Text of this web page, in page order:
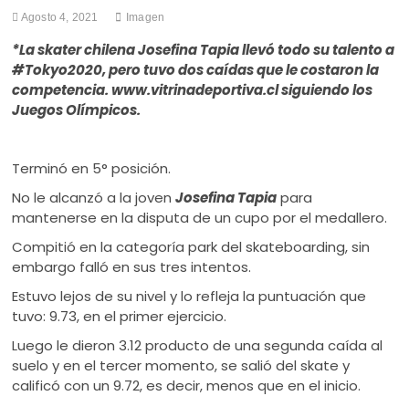
n
ú
Agosto 4, 2021 Imagen
*La skater chilena Josefina Tapia llevó todo su talento a
#Tokyo2020, pero tuvo dos caídas que le costaron la
competencia. www.vitrinadeportiva.cl siguiendo los
Juegos Olímpicos.
Terminó en 5° posición.
No le alcanzó a la jovenJosefina Tapiapara
mantenerse en la disputa de un cupo por el medallero.
Compitió en la categoría park del skateboarding, sin
embargo falló en sus tres intentos.
Estuvo lejos de su nivel y lo refleja la puntuación que
tuvo: 9.73, en el primer ejercicio.
Luego le dieron 3.12 producto de una segunda caída al
suelo y en el tercer momento, se salió del skate y
calificó con un 9.72, es decir, menos que en el inicio.